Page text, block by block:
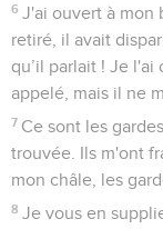
6 J'ai ouvert à mon
retiré, il avait
qu’il parlait ! Je l'ai
appelé, mais il ne
7 Ce sont les
trouvée. Ils m'ont
mon châle, les
8 Je vous en